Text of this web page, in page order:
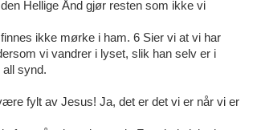
Hellige Ånd gjør resten som ikke vi
ikke mørke i ham. 6 Sier vi at vi har
vi vandrer i lyset, slik han selv er i
synd.
fylt av Jesus! Ja, det er det vi er når vi er